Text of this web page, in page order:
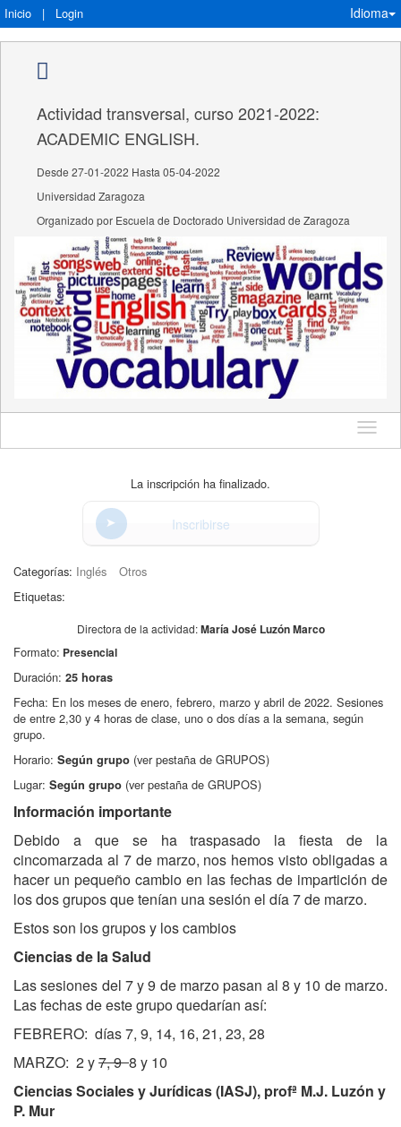
Inicio | Login Idioma
Actividad transversal, curso 2021-2022:
ACADEMIC ENGLISH.
Desde 27-01-2022 Hasta 05-04-2022
Universidad Zaragoza
Organizado por Escuela de Doctorado Universidad de Zaragoza
Idioma
La inscripción ha finalizado.
Inscribirse
Categorías: Inglés
Otros
Etiquetas:
Directora de la actividad:María José Luzón Marco
Formato: Presencial
Duración: 25 horas
Fecha: En los meses de enero, febrero, marzo y abril de 2022. Sesiones
de entre 2,30 y 4 horas de clase, uno o dos días a la semana, según
grupo.
Horario: Según grupo (ver pestaña de GRUPOS)
Lugar: Según grupo (ver pestaña de GRUPOS)
Información importante
Debido a que se ha traspasado la fiesta de la
cincomarzada al 7 de marzo, nos hemos visto obligadas a
hacer un pequeño cambio en las fechas de impartición de
los dos grupos que tenían una sesión el día 7 de marzo.
Estos son los grupos y los cambios
Ciencias de la Salud
Las sesiones del 7 y 9 de marzo pasan al 8 y 10 de marzo.
Las fechas de este grupo quedarían así:
FEBRERO: días 7, 9, 14, 16, 21, 23, 28
MARZO: 2 y7, 98 y 10
Ciencias Sociales y Jurídicas (IASJ), profª M.J. Luzón y
P. Mur